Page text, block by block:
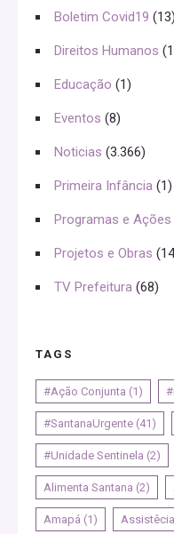
Boletim Covid19 (13)
Direitos Humanos
Educação (1)
Eventos (8)
Noticias (3.366)
Primeira Infância (1)
Programas e Ações
Projetos e Obras
TV Prefeitura (68)
TAGS
#Ação Conjunta (1)
#SantanaUrgente (41)
#Unidade Sentinela (2)
Alimenta Santana (2)
Amapá (1)